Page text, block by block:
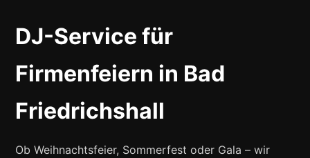
DJ-Service für
Firmenfeiern in Bad
Friedrichshall
Ob Weihnachtsfeier, Sommerfest oder Gala – wir